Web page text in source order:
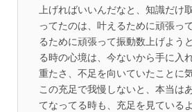
上げればいいんだなと、知識だけ
ってたのは、叶えるために頑張っ
るために頑張って振動数上げよう
る時の心境は、今ないから手に入
重たさ、不足を向いていたことに
この充足で我慢しないと、本当は
てなってる時も、充足を見ている